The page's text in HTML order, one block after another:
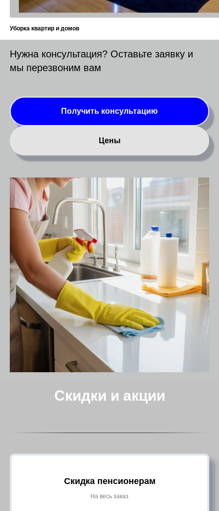
Уборка квартир и домов
Нужна консультация? Оставьте заявку и
мы перезвоним вам
Получить консультацию
Цены
Скидки и акции
Скидка пенсионерам
На весь заказ